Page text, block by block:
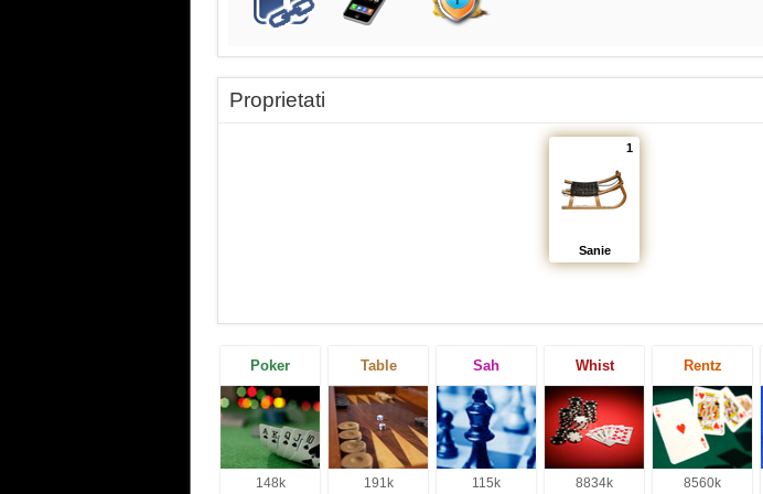
Proprietati
1
Sanie
Poker
148k
Table
191k
Sah
115k
Whist
8834k
Rentz
8560k